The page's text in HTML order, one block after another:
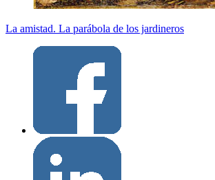
La amistad. La parábola de los jardineros